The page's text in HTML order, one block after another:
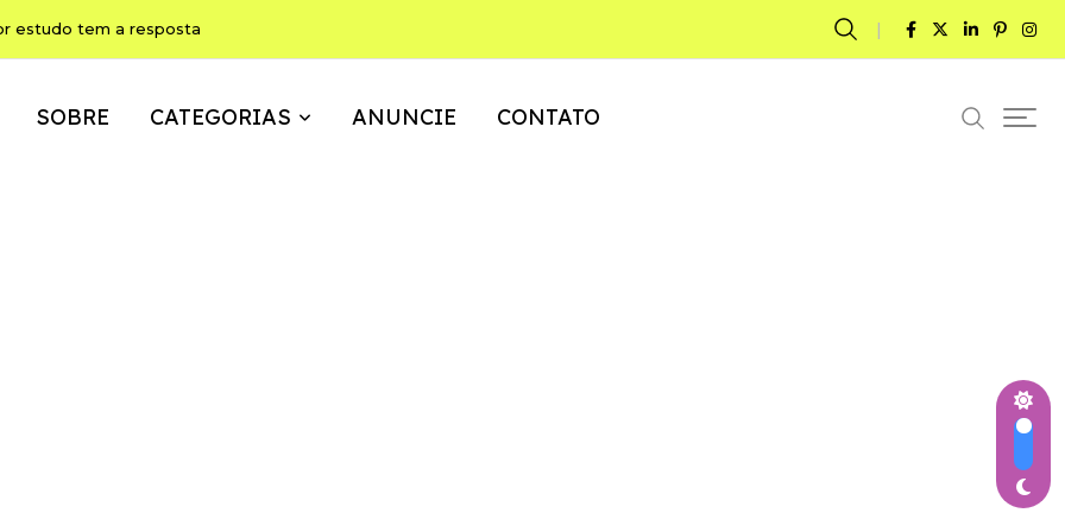
estudo tem a resposta
SOBRE CATEGORIAS ANUNCIE CONTATO